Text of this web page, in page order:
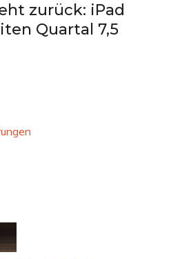
zurück: iPad
Quartal 7,5